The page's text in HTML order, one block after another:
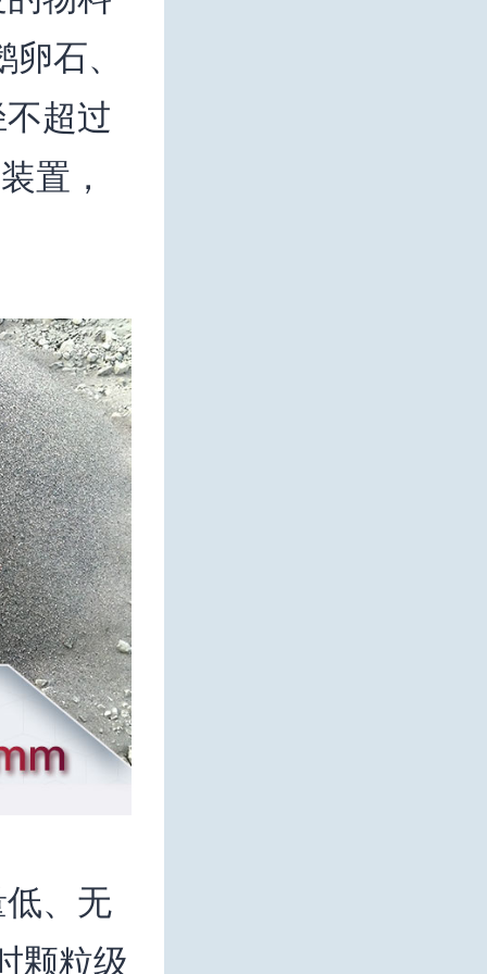
石、
超过
置，
、无
颗粒级